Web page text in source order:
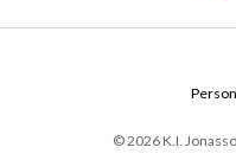
© 2026 K.I.